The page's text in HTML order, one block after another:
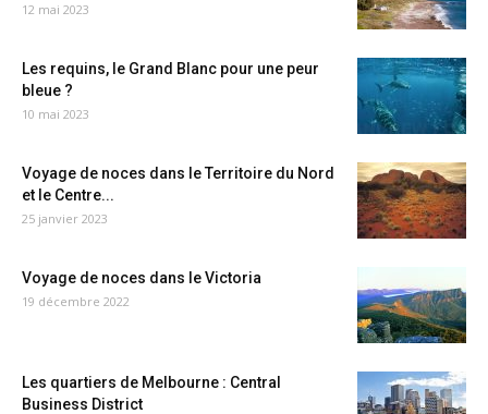
12 mai 2023
Les requins, le Grand Blanc pour une peur
bleue ?
10 mai 2023
Voyage de noces dans le Territoire du Nord
et le Centre...
25 janvier 2023
Voyage de noces dans le Victoria
19 décembre 2022
Les quartiers de Melbourne : Central
Business District